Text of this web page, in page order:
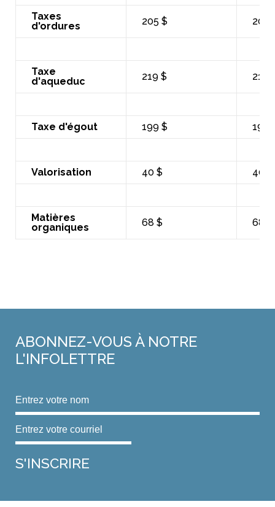
Taxes
d'ordures
205 $ 205
Taxe
d'aqueduc
219 $ 219
Taxe d'égout 199 $ 199
Valorisation 40 $ 40 $
Matières
organiques
68 $ 68 $
ABONNEZ-VOUS À NOTRE
L'INFOLETTRE